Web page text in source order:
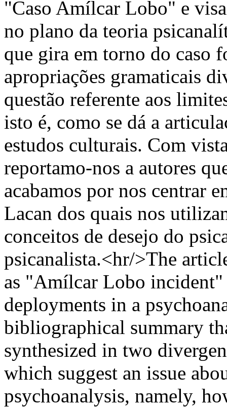
"Caso Amílcar Lobo" e
no plano da teoria
que gira em torno do caso
apropriações gramaticais
questão referente aos
isto é, como se dá a
estudos culturais. Com
reportamo-nos a autores
acabamos por nos centrar
Lacan dos quais nos
conceitos de desejo do
psicanalista.<hr/>The
as "Amílcar Lobo
deployments in a
bibliographical summary
synthesized in two
which suggest an issue
psychoanalysis, namely,